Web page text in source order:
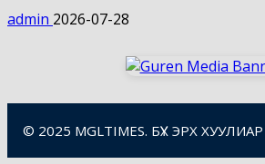
admin 2026-07-28
© 2025 MGLTIMES. БҮХ ЭРХ